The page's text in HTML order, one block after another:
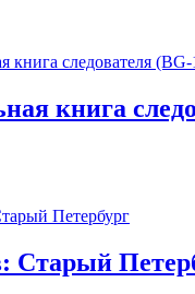
книга
Старый